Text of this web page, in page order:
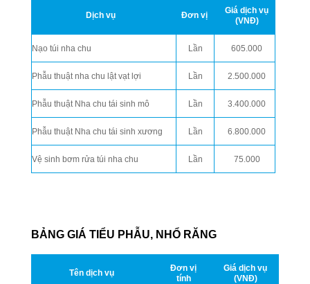
Dịch vụ Đơn vị
Giá dịch vụ
(VNĐ)
Nạo túi nha chu Lần 605.000
Phẫu thuật nha chu lật vạt lợi Lần 2.500.000
Phẫu thuật Nha chu tái sinh mô Lần 3.400.000
Phẫu thuật Nha chu tái sinh xương Lần 6.800.000
Vệ sinh bơm rửa túi nha chu Lần 75.000
BẢNG GIÁ TIỂU PHẪU, NHỔ RĂNG
Tên dịch vụ
Đơn vị
tính
Giá dịch vụ
(VNĐ)